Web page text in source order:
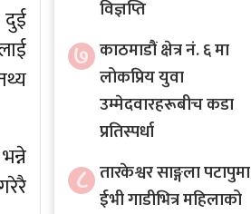
दुई
विज्ञप्ति
७ काठमाडौं क्षेत्र नं. ६ मा
लोकप्रिय युवा
उम्मेदवारहरूबीच कडा
प्रतिस्पर्धा
८ तारकेश्वर साङ्गला पटापुमा
ईभी गाडीभित्र महिलाको